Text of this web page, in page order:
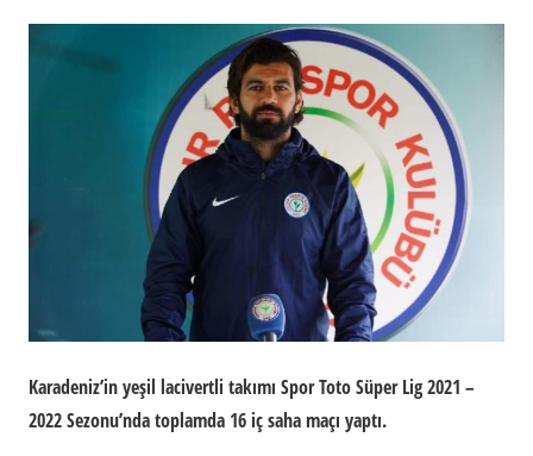
Karadeniz’in yeşil lacivertli takımı Spor Toto Süper Lig 2021 –
2022 Sezonu’nda toplamda 16 iç saha maçı yaptı.